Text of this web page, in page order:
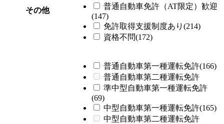
その他
普通自動車免許（AT限定）歓迎
(147)
免許取得支援制度あり(214)
資格不問(172)
普通自動車第一種運転免許(166)
普通自動車第二種運転免許
準中型自動車第一種運転免許
(69)
中型自動車第一種運転免許(165)
中型自動車第二種運転免許